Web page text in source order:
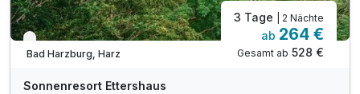
Nur noch bis Oktober
Bad Harzburg, Harz
3 Tage | 2 Nächte
ab 264 €
Gesamt ab 528 €
Sonnenresort Ettershaus